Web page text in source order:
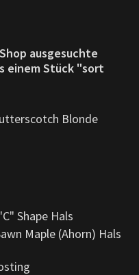
ausgesuchte
einem Stück "sort
Blonde
Shape Hals
Maple (Ahorn) Hals